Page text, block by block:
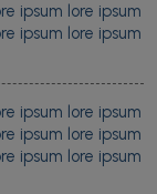
ipsum lore ipsum
ipsum lore ipsum
ipsum lore ipsum
ipsum lore ipsum
ipsum lore ipsum